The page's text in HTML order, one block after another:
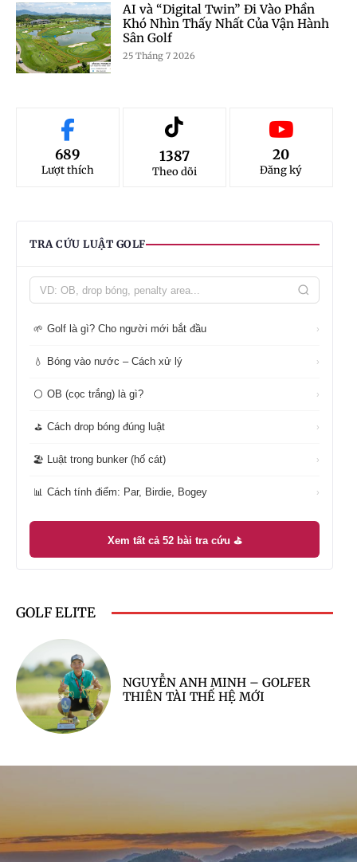
AI và “Digital Twin” Đi Vào Phần
Khó Nhìn Thấy Nhất Của Vận Hành
Sân Golf
25 Tháng 7 2026
689
Lượt thích
1387
Theo dõi
20
Đăng ký
TRA CỨU LUẬT GOLF
🌱 Golf là gì? Cho người mới bắt đầu ›
💧 Bóng vào nước – Cách xử lý ›
⚪ OB (cọc trắng) là gì? ›
⛳ Cách drop bóng đúng luật ›
🏖️ Luật trong bunker (hố cát) ›
📊 Cách tính điểm: Par, Birdie, Bogey ›
Xem tất cả 52 bài tra cứu ⛳
GOLF ELITE
NGUYỄN ANH MINH – GOLFER
THIÊN TÀI THẾ HỆ MỚI